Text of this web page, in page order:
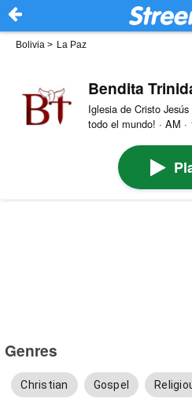
Bolivia > La Paz
Bendita
Iglesia de Cristo
todo el mundo! · AM ·
Genres
Christian Gospel